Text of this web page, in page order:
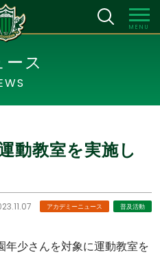
MENU
ース
動教室を実施し
アカデミーニュース 普及活動
年少さんを対象に運動教室を